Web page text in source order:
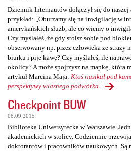
Dziennik Internautów dołączył się do
przykład: „Oburzamy się na inwigilację w
amerykańskich służb, ale co wiemy o
Czy myślałeś, że gdy stoisz sobie pod
obserwowany np. przez człowieka ze
biurku i pije kawę? Czy myślałeś, ile
okolicy? A może spojrzysz na mapkę, która
artykuł Marcina Maja: Ktoś nasikał pod
perspektywy własnego podwórka
Checkpoint BUW
08.09.2015
Biblioteka Uniwersytecka w Warszawie.
akademickich w stolicy. Codziennie
doktorantów i pracowników naukowych. Są